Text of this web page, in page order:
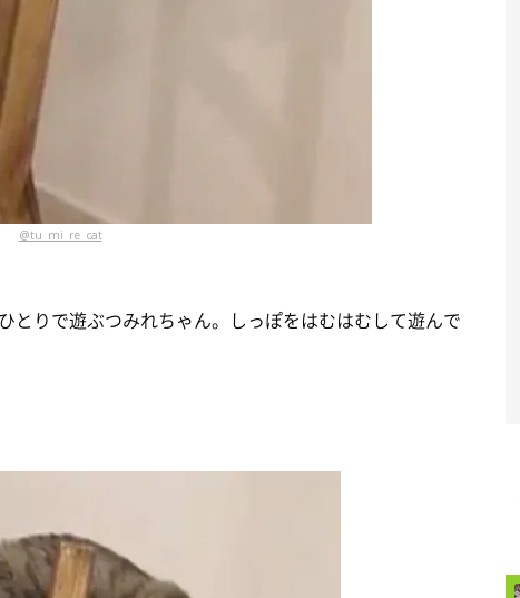
@tu_mi_re_cat
とりで遊ぶつみれちゃん。しっぽをはむはむして遊んで